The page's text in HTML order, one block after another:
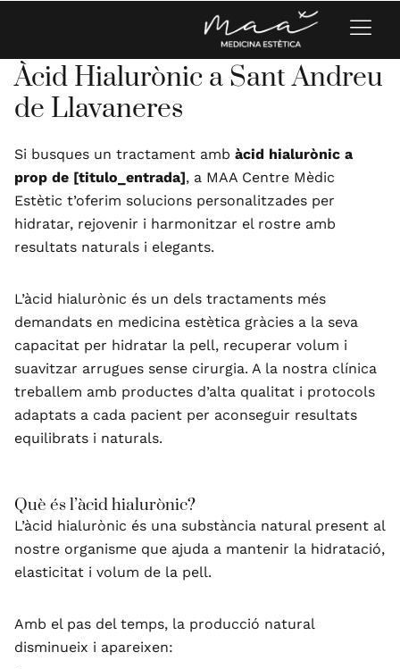
Àcid Hialurònic a Sant Andreu
de Llavaneres
Si busques un tractament amb àcid hialurònic a
prop de [titulo_entrada], a MAA Centre Mèdic
Estètic t’oferim solucions personalitzades per
hidratar, rejovenir i harmonitzar el rostre amb
resultats naturals i elegants.
L’àcid hialurònic és un dels tractaments més
demandats en medicina estètica gràcies a la seva
capacitat per hidratar la pell, recuperar volum i
suavitzar arrugues sense cirurgia. A la nostra clínica
treballem amb productes d’alta qualitat i protocols
adaptats a cada pacient per aconseguir resultats
equilibrats i naturals.
Què és l’àcid hialurònic?
L’àcid hialurònic és una substància natural present al
nostre organisme que ajuda a mantenir la hidratació,
elasticitat i volum de la pell.
Amb el pas del temps, la producció natural
disminueix i apareixen: